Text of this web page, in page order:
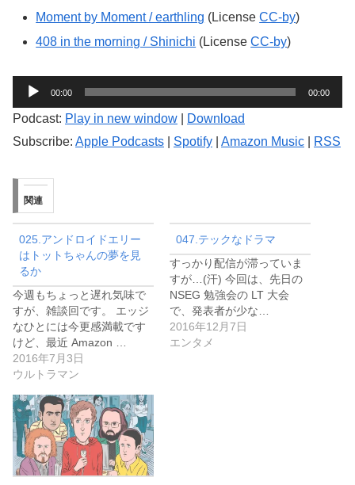
Moment by Moment / earthling (LicenseCC-by)
408 in the morning / Shinichi (LicenseCC-by)
声
ヤ
00:00 00:00
Podcast: Play in new window
Download
Subscribe: Apple Podcasts Spotify Amazon Music RSS
関連
025.アンドロイドエリー
はトットちゃんの夢を見
るか
今週もちょっと遅れ気味で
すが、雑談回です。 エッジ
なひとには今更感満載です
けど、最近 Amazon …
2016年7月3日
ウルトラマン
047.テックなドラマ
すっかり配信が滞っていま
すが…(汗) 今回は、先日の
NSEG 勉強会の LT 大会
で、発表者が少な…
2016年12月7日
エンタメ